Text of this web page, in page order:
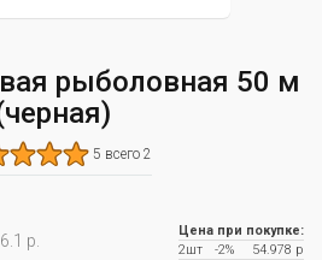
рыболовная 50 м
5 всего 2
р.
Цена при покупке:
2шт
-2%
54.978 р